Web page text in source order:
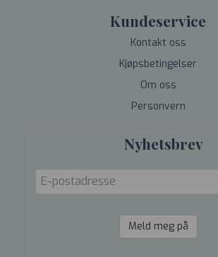
Kundeservice
Kontakt oss
Kjøpsbetingelser
Om oss
Personvern
Nyhetsbrev
Meld meg på